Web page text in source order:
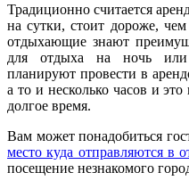
Традиционно считается
на сутки, стоит дороже,
отдыхающие знают
для отдыха на ночь
планируют провести в
а то и несколько часов и
долгое время.
Вам может понадобиться
место куда отправляются в
посещение незнакомого